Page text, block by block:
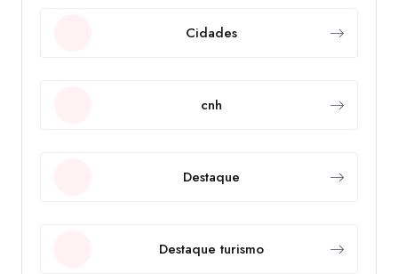
Cidades
cnh
Destaque
Destaque turismo